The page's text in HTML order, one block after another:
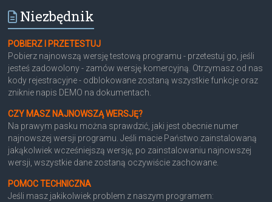
Niezbędnik
POBIERZ I PRZETESTUJ
Pobierz najnowszą wersję testową programu - przetestuj go, jeśli
jesteś zadowolony - zamów wersję komercyjną. Otrzymasz od nas
kody rejestracyjne - odblokowane zostaną wszystkie funkcje oraz
zniknie napis DEMO na dokumentach.
CZY MASZ NAJNOWSZĄ WERSJĘ?
Na prawym pasku można sprawdzić, jaki jest obecnie numer
najnowszej wersji programu. Jeśli macie Państwo zainstalowaną
jakąkolwiek wcześniejszą wersję, po zainstalowaniu najnowszej
wersji, wszystkie dane zostaną oczywiście zachowane.
POMOC TECHNICZNA
Jeśli masz jakikolwiek problem z naszym programem: